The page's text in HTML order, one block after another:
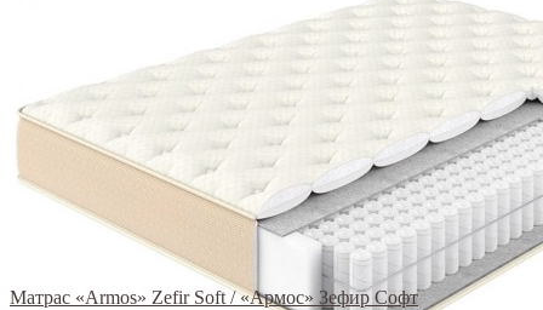
Матрас «Armos» Zefir Soft / «Армос» Зефир Софт